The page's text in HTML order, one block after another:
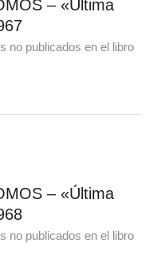
– «Última
no publicados en el libro
– «Última
no publicados en el libro